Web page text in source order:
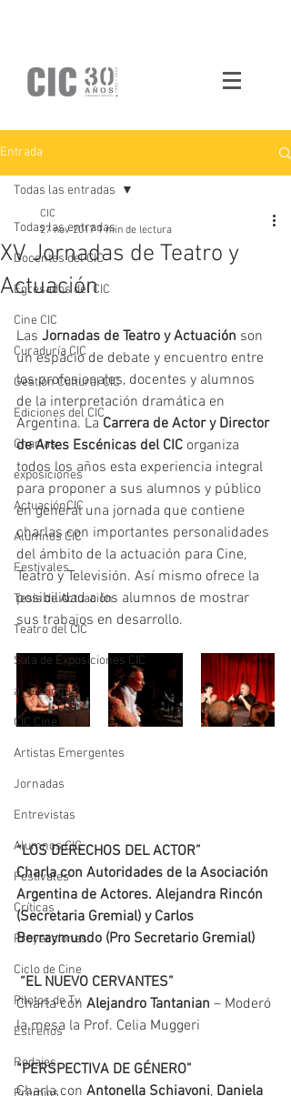
Entrada
Todas las entradas
Docentes del CIC
Egresados del CIC
Cine CIC
Curaduría CIC
Gestión Cultural CIC
Ediciones del CIC
Charlas
exposiciones
ActuaciónCIC
Alumnos CIC
Festivales
Tesis de Actuación
Teatro del CIC
Sala de Exposiciones CIC
a_gestionar!
CIC Cine
Artistas Emergentes
Jornadas
Entrevistas
Alumnos CIC
Festivales
Críticas
Proyecciones
Ciclo de Cine
Pilotos de Tv
Estrenos
Rodajes
Todas las entradas
XV Jornadas de Teatro y
Actuación
CIC
27 nov 2017 1 min de lectura
Las Jornadas de Teatro y Actuación son
un espacio de debate y encuentro entre
los profesionales, docentes y alumnos
de la interpretación dramática en
Argentina. La Carrera de Actor y Director
de Artes Escénicas del CIC organiza
todos los años esta experiencia integral
para proponer a sus alumnos y público
en general una jornada que contiene
charlas con importantes personalidades
del ámbito de la actuación para Cine,
Teatro y Televisión. Así mismo ofrece la
posibilidad a los alumnos de mostrar
sus trabajos en desarrollo.
“LOS DERECHOS DEL ACTOR”
Charla con Autoridades de la Asociación
Argentina de Actores. Alejandra Rincón
(Secretaria Gremial) y Carlos
Berraymundo (Pro Secretario Gremial)
“EL NUEVO CERVANTES”
Charla con Alejandro Tantanian – Moderó
la mesa la Prof. Celia Muggeri
“PERSPECTIVA DE GÉNERO”
Charla con Antonella Schiavoni, Daniela